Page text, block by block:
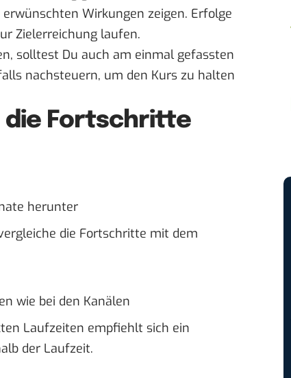
Wirkungen zeigen. Erfolge
Zielerreichung laufen.
solltest Du auch am einmal gefassten
nachsteuern, um den Kurs zu halten
die Fortschritte
herunter
die Fortschritte mit dem
wie bei den Kanälen
Laufzeiten empfiehlt sich ein
der Laufzeit.